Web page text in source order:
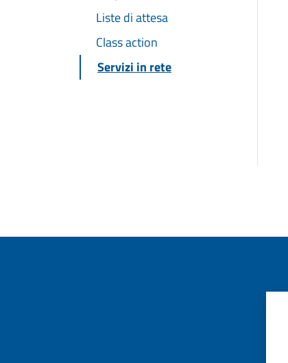
Liste di attesa
Class action
Servizi in rete